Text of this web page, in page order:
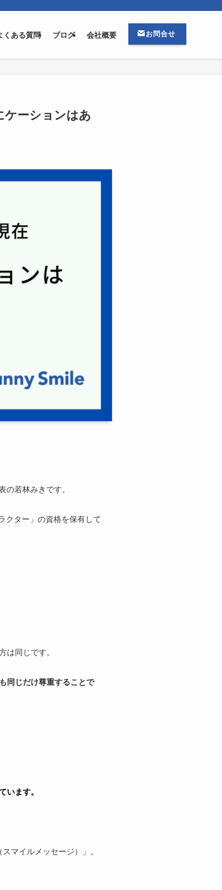
くある質問 ブログ 会社概要 お問合せ
ケーションはあ
の若林みきです。
クター」の資格を保有して
は同じです。
同じだけ尊重することで
います。
マイルメッセージ）」。